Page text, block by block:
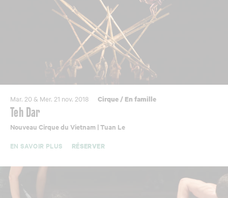
Mar. 20 & Mer. 21 nov. 2018 Cirque/ En famille
Teh Dar
Nouveau Cirque du Vietnam | Tuan Le
EN SAVOIR PLUS
RÉSERVER